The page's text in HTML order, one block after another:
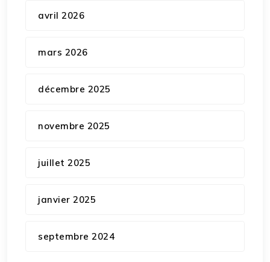
avril 2026
mars 2026
décembre 2025
novembre 2025
juillet 2025
janvier 2025
septembre 2024